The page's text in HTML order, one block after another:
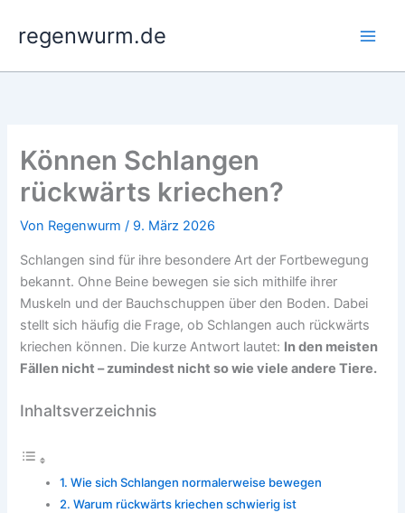
Inhalt
springen
regenwurm.de
Können Schlangen
rückwärts kriechen?
Von Regenwurm/ 9. März 2026
Schlangen sind für ihre besondere Art der Fortbewegung
bekannt. Ohne Beine bewegen sie sich mithilfe ihrer
Muskeln und der Bauchschuppen über den Boden. Dabei
stellt sich häufig die Frage, ob Schlangen auch rückwärts
kriechen können. Die kurze Antwort lautet: In den meisten
Fällen nicht – zumindest nicht so wie viele andere Tiere.
Inhaltsverzeichnis
Wie sich Schlangen normalerweise bewegen
Warum rückwärts kriechen schwierig ist